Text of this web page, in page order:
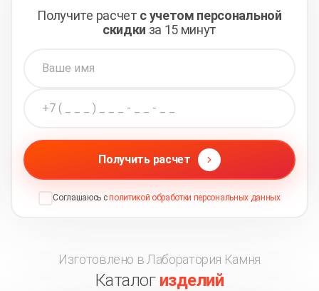
Получите расчет с учетом персональной
скидки за 15 минут
Получить расчет
Соглашаюсь сполитикой обработки персональных данных
Изготовлено в Лаборатория Камня
Каталог изделий